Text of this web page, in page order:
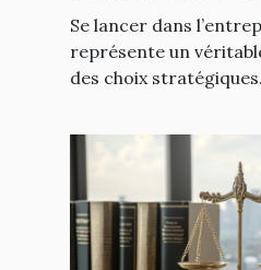
le succès des
entrepreneurs
Se lancer dans
représente un
des choix